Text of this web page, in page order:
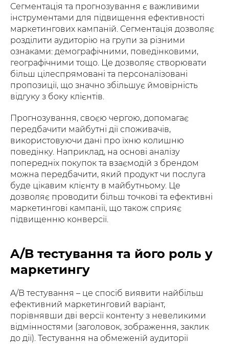
Сегментація та прогнозування є важливими
інструментами для підвищення ефективності
маркетингових кампаній. Сегментація дозволяє
розділити аудиторію на групи за різними
ознаками: демографічними, поведінковими,
географічними тощо. Це дозволяє створювати
більш цілеспрямовані та персоналізовані
пропозиції, що значно збільшує ймовірність
відгуку з боку клієнтів.
Прогнозування, своєю чергою, допомагає
передбачити майбутні дії споживачів,
використовуючи дані про їхню колишню
поведінку. Наприклад, на основі аналізу
попередніх покупок та взаємодій з брендом
можна передбачити, який продукт чи послуга
буде цікавим клієнту в майбутньому. Це
дозволяє проводити більш точкові та ефективні
маркетингові кампанії, що також сприяє
підвищенню конверсії.
A/B тестування та його роль у
маркетингу
A/B тестування – це спосіб виявити найбільш
ефективний маркетинговий варіант,
порівнявши дві версії контенту з невеликими
відмінностями (заголовок, зображення, заклик
до дії). Тестування на обмеженій аудиторії